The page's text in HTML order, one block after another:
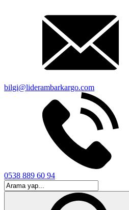
bilgi@liderambarkargo.com
0538 889 60 94